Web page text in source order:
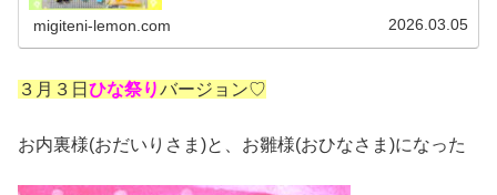
migiteni-lemon.com 2026.03.05
３月３日 ひな祭りバージョン♡
お内裏様(おだいりさま)と、お雛様(おひなさま)になった